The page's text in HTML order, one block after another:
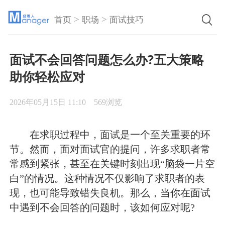
首页 >职场 >面试技巧
面试不会回答问题怎么办?五大策略
助你轻松应对
2026年05月15日 11:10 569浏览
在求职过程中，面试是一个至关重要的环
节。然而，面对面试官的提问，许多求职者常
常感到紧张，甚至在关键时刻出现“脑袋一片空
白”的情况。这种情况不仅影响了求职者的表
现，也可能导致错失良机。那么，当你在面试
中遇到不会回答的问题时，该如何应对呢?